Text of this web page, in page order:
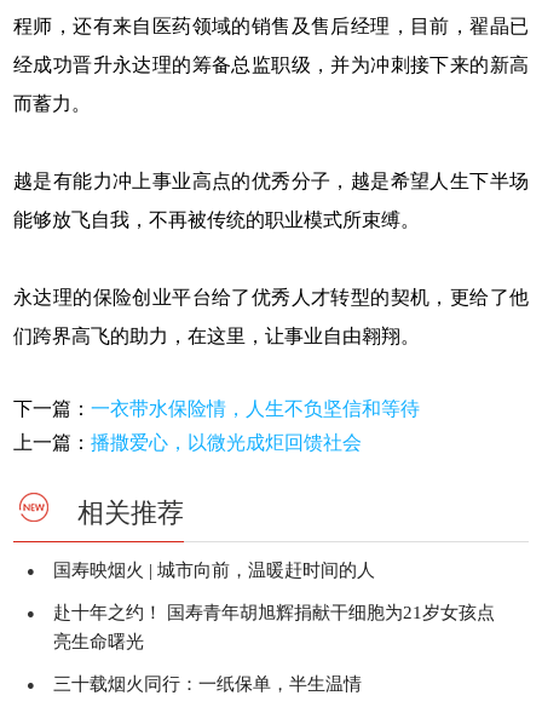
程师，还有来自医药领域的销售及售后经理，目前，翟晶已
经成功晋升永达理的筹备总监职级，并为冲刺接下来的新高
而蓄力。
越是有能力冲上事业高点的优秀分子，越是希望人生下半场
能够放飞自我，不再被传统的职业模式所束缚。
永达理的保险创业平台给了优秀人才转型的契机，更给了他
们跨界高飞的助力，在这里，让事业自由翱翔。
下一篇：一衣带水保险情，人生不负坚信和等待
上一篇：播撒爱心，以微光成炬回馈社会
相关推荐
● 国寿映烟火 | 城市向前，温暖赶时间的人
●
赴十年之约！ 国寿青年胡旭辉捐献干细胞为21岁女孩点
亮生命曙光
● 三十载烟火同行：一纸保单，半生温情